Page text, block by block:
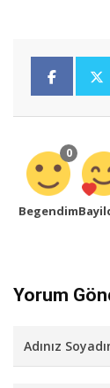
0
Begendim
Yorum